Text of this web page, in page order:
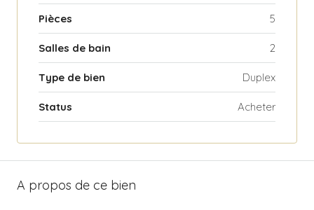
Pièces 5
Salles de bain 2
Type de bien Duplex
Status Acheter
A propos de ce bien